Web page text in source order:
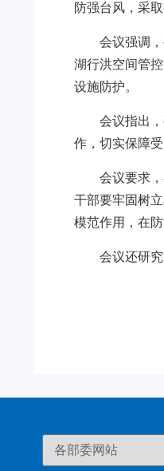
防强台风，采
会议强调
湖行洪空间管
设施防护。
会议指出
作，切实保障
会议要求
干部要牢固树
模范作用，在
会议还研究